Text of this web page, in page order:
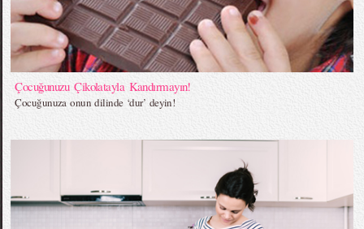
Çocuğunuzu Çikolatayla Kandırmayın!
Çocuğunuza onun dilinde ‘dur’ deyin!